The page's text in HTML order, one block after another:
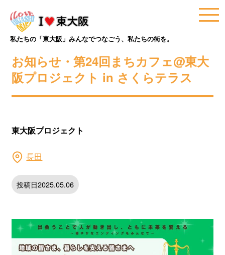
私たちの「東大阪」みんなでつなごう、私たちの街を。
お知らせ・第24回まちカフェ@東大
阪プロジェクト in さくらテラス
東大阪プロジェクト
長田
投稿日2025.05.06